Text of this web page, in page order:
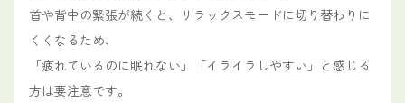
首や背中の緊張が続くと、リラックスモードに切り替わりに
くくなるため、
「疲れているのに眠れない」「イライラしやすい」と感じる
方は要注意です。